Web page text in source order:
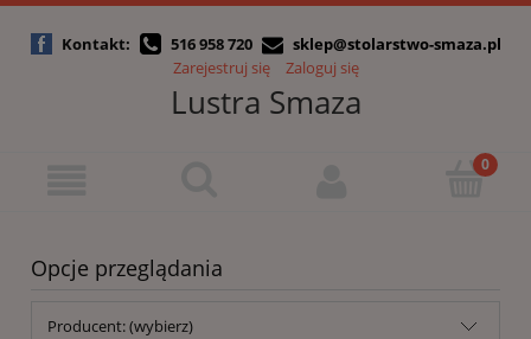
Kontakt: 516 958 720
sklep@stolarstwo-smaza.pl
Zarejestruj się
Zaloguj się
Lustra Smaza
Opcje przeglądania
Producent: (wybierz)